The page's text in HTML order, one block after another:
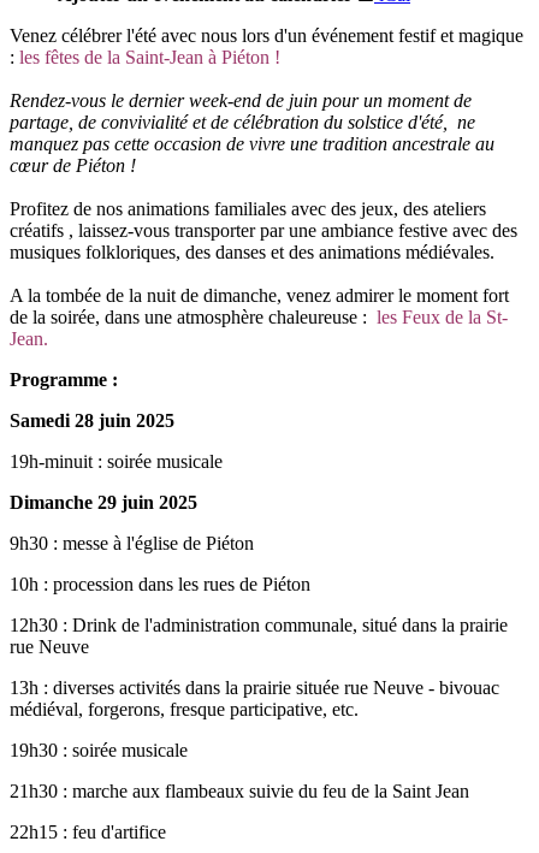
Venez célébrer l'été avec nous lors d'un événement festif et magique
: les fêtes de la Saint-Jean à Piéton !
Rendez-vous le dernier week-end de juin pour un moment de
partage, de convivialité et de célébration du solstice d'été, ne
manquez pas cette occasion de vivre une tradition ancestrale au
cœur de Piéton !
Profitez de nos animations familiales avec des jeux, des ateliers
créatifs , laissez-vous transporter par une ambiance festive avec des
musiques folkloriques, des danses et des animations médiévales.
A la tombée de la nuit de dimanche, venez admirer le moment fort
de la soirée, dans une atmosphère chaleureuse : les Feux de la St-
Jean.
Programme :
Samedi 28 juin 2025
19h-minuit : soirée musicale
Dimanche 29 juin 2025
9h30 : messe à l'église de Piéton
10h : procession dans les rues de Piéton
12h30 : Drink de l'administration communale, situé dans la prairie
rue Neuve
13h : diverses activités dans la prairie située rue Neuve - bivouac
médiéval, forgerons, fresque participative, etc.
19h30 : soirée musicale
21h30 : marche aux flambeaux suivie du feu de la Saint Jean
22h15 : feu d'artifice